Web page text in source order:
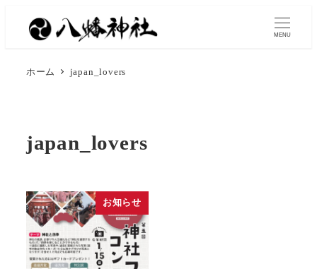
MENU
ホーム japan_lovers
japan_lovers
お知らせ